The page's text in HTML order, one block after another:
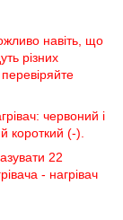
навіть, що
різних
червоний і
короткий (-).
22
- нагрівач